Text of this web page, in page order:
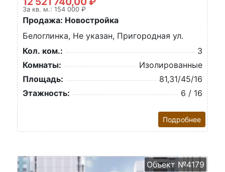
За кв. м.: 154 000 ₽
Продажа: Новостройка
Белоглинка, Не указан, Пригородная ул.
Кол. ком.:
3
Комнаты:
Изолированные
Площадь:
81,31/45/16
Этажность:
6 / 16
Подробнее
Объект №4179